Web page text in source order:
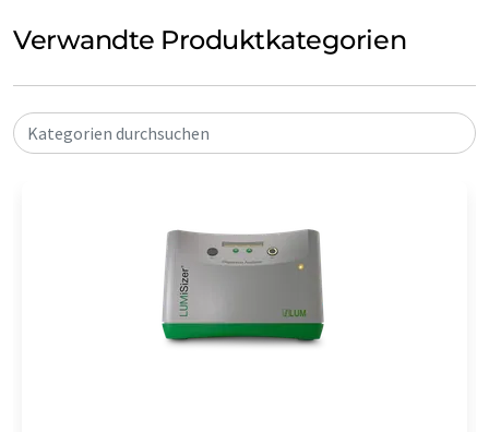
Verwandte Produktkategorien
Kategorien durchsuchen